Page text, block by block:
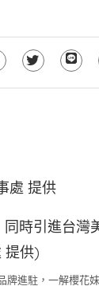
處 提供
進駐，一解櫻花